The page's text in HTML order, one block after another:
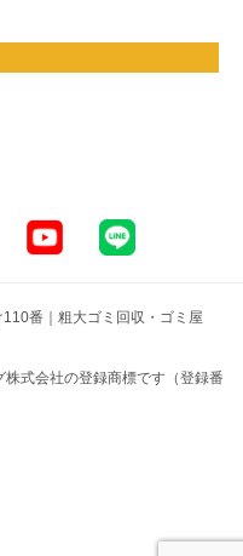
番｜粗大ゴミ回収・ゴミ屋
株式会社の登録商標です（登録番